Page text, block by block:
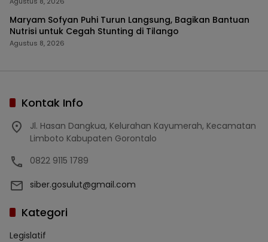
Maryam Sofyan Puhi Turun Langsung, Bagikan Bantuan
Nutrisi untuk Cegah Stunting di Tilango
Agustus 8, 2026
Kontak Info
Jl. Hasan Dangkua, Kelurahan Kayumerah, Kecamatan
Limboto Kabupaten Gorontalo
0822 9115 1789
siber.gosulut@gmail.com
Kategori
Legislatif